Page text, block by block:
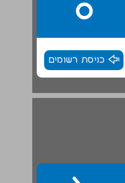
כניסת רשומים